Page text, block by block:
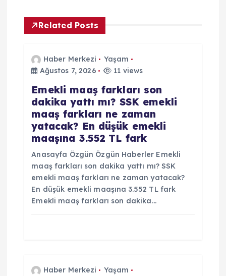
m
e
Related Posts
Haber Merkezi
Yaşam
Ağustos 7, 2026
11 views
Emekli maaş farkları son
dakika yattı mı? SSK emekli
maaş farkları ne zaman
yatacak? En düşük emekli
maaşına 3.552 TL fark
Anasayfa Özgün Özgün Haberler Emekli
maaş farkları son dakika yattı mı? SSK
emekli maaş farkları ne zaman yatacak?
En düşük emekli maaşına 3.552 TL fark
Emekli maaş farkları son dakika…
Haber Merkezi
Yaşam